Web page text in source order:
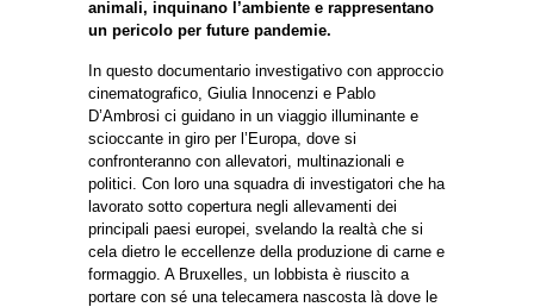
animali, inquinano l’ambiente e rappresentano
un pericolo per future pandemie.
In questo documentario investigativo con approccio
cinematografico, Giulia Innocenzi e Pablo
D’Ambrosi ci guidano in un viaggio illuminante e
scioccante in giro per l’Europa, dove si
confronteranno con allevatori, multinazionali e
politici. Con loro una squadra di investigatori che ha
lavorato sotto copertura negli allevamenti dei
principali paesi europei, svelando la realtà che si
cela dietro le eccellenze della produzione di carne e
formaggio. A Bruxelles, un lobbista è riuscito a
portare con sé una telecamera nascosta là dove le